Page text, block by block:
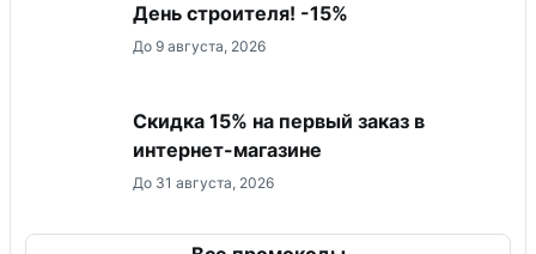
День строителя! -15%
До 9 августа, 2026
Скидка 15% на первый заказ в
интернет-магазине
До 31 августа, 2026